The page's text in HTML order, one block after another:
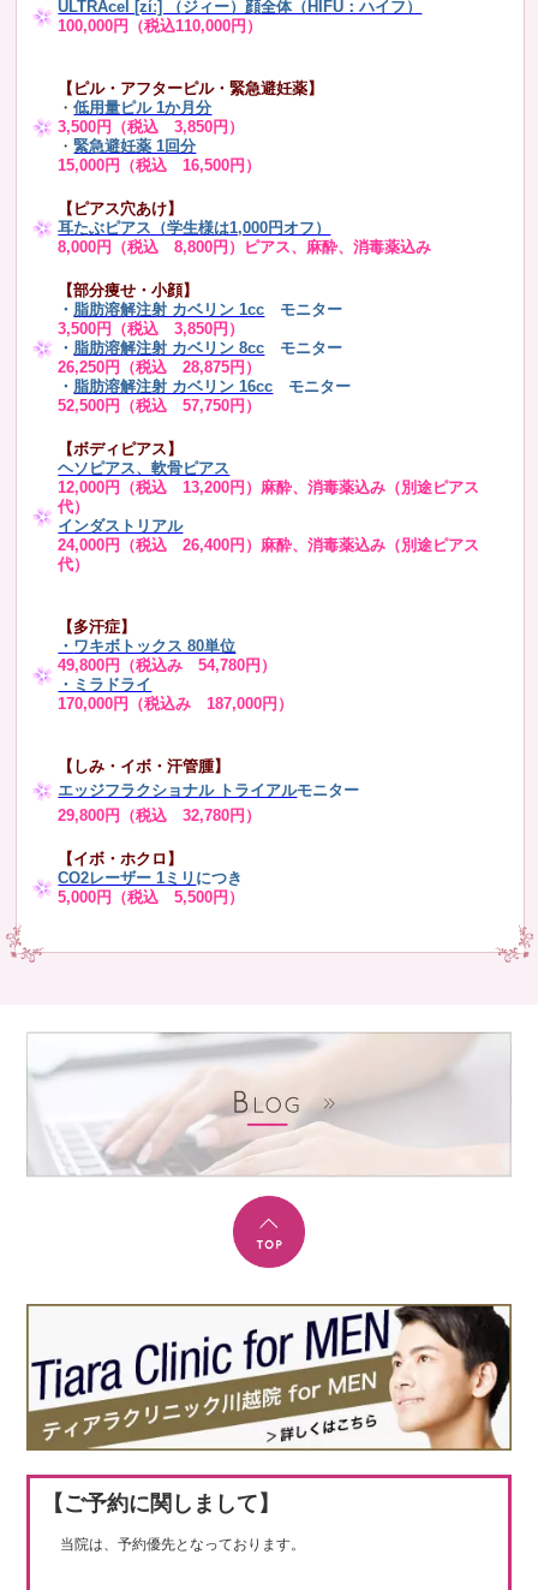
ULTRAcel [zíː] （ジィー）顔全体（HIFU：ハイフ）
100,000円（税込110,000円）
【ピル・アフターピル・緊急避妊薬】
・低用量ピル 1か月分
3,500円（税込 3,850円）
・緊急避妊薬 1回分
15,000円（税込 16,500円）
【ピアス穴あけ】
耳たぶピアス（学生様は1,000円オフ）
8,000円（税込 8,800円）ピアス、麻酔、消毒薬込み
【部分痩せ・小顔】
・ 脂肪溶解注射 カベリン 1cc モニター
3,500円（税込 3,850円）
・ 脂肪溶解注射 カベリン 8cc モニター
26,250円（税込 28,875円）
・ 脂肪溶解注射 カベリン 16cc
モニター
52,500円（税込 57,750円）
【ボディピアス】
ヘソピアス、軟骨ピアス
12,000円（税込 13,200円）麻酔、消毒薬込み（別途ピアス
代）
インダストリアル
24,000円（税込 26,400円）麻酔、消毒薬込み（別途ピアス
代）
【多汗症】
・ ワキボトックス 80単位
49,800円（税込み 54,780円）
・ミラドライ
170,000円（税込み 187,000円）
【しみ・イボ・汗管腫】
エッジフラクショナル トライアルモニター
29,800円（税込 32,780円）
【イボ・ホクロ】
CO2レーザー 1ミリ につき
5,000円（税込 5,500円）
【ご予約に関しまして】
当院は、予約優先となっております。